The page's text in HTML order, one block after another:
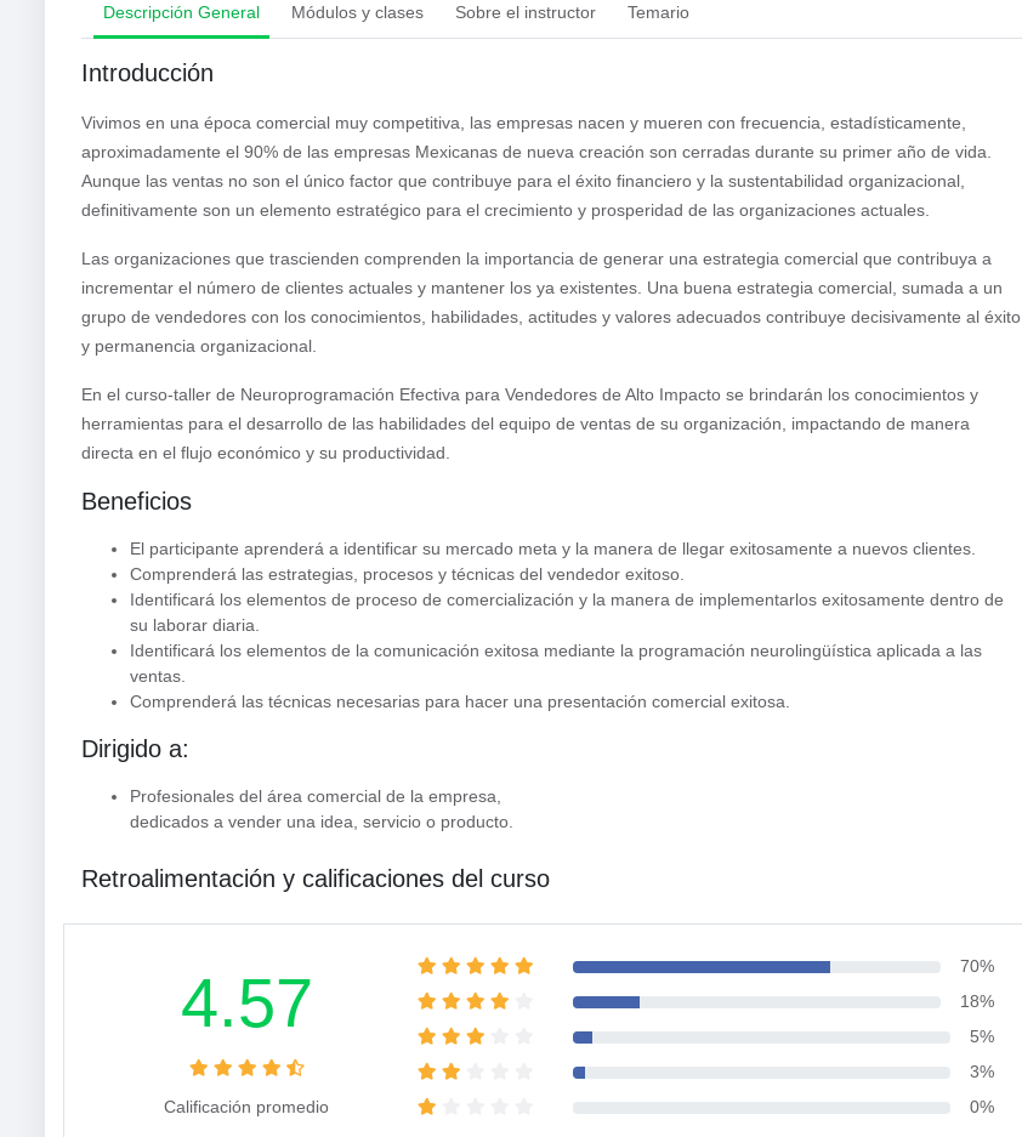
Descripción General Módulos y clases Sobre el instructor Temario
Introducción
Vivimos en una época comercial muy competitiva, las empresas nacen y mueren con frecuencia, estadísticamente,
aproximadamente el 90% de las empresas Mexicanas de nueva creación son cerradas durante su primer año de vida.
Aunque las ventas no son el único factor que contribuye para el éxito financiero y la sustentabilidad organizacional,
definitivamente son un elemento estratégico para el crecimiento y prosperidad de las organizaciones actuales.
Las organizaciones que trascienden comprenden la importancia de generar una estrategia comercial que contribuya a
incrementar el número de clientes actuales y mantener los ya existentes. Una buena estrategia comercial, sumada a un
grupo de vendedores con los conocimientos, habilidades, actitudes y valores adecuados contribuye decisivamente al éxito
y permanencia organizacional.
En el curso-taller de Neuroprogramación Efectiva para Vendedores de Alto Impacto se brindarán los conocimientos y
herramientas para el desarrollo de las habilidades del equipo de ventas de su organización, impactando de manera
directa en el flujo económico y su productividad.
Beneficios
El participante aprenderá a identificar su mercado meta y la manera de llegar exitosamente a nuevos clientes.
Comprenderá las estrategias, procesos y técnicas del vendedor exitoso.
Identificará los elementos de proceso de comercialización y la manera de implementarlos exitosamente dentro de
su laborar diaria.
Identificará los elementos de la comunicación exitosa mediante la programación neurolingüística aplicada a las
ventas.
Comprenderá las técnicas necesarias para hacer una presentación comercial exitosa.
Dirigido a:
Profesionales del área comercial de la empresa,
dedicados a vender una idea, servicio o producto.
Retroalimentación y calificaciones del curso
4.57
Calificación promedio
70%
18%
5%
3%
0%